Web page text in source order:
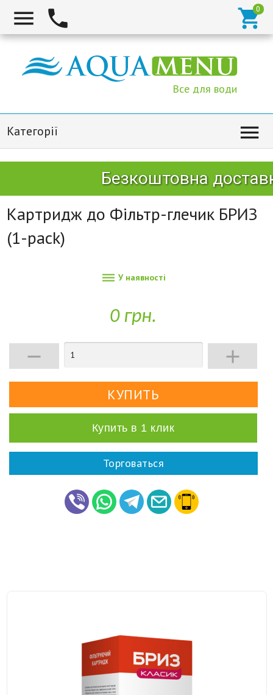
  
Все для води
Категорії 
Безкоштовна
Картридж до Фільтр-глечик БРИЗ
(1-pack)
 У наявності
0 грн.
 
Купить в 1 клик
Торговаться